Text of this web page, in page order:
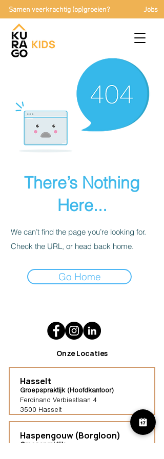
Samen veerkrachtig (op)groeien? Jobs
There’s Nothing
Here...
We can’t find the page you’re looking for.
Check the URL, or head back home.
Go Home
Onze Locaties
Hasselt
Groepspraktijk (Hoofdkantoor)
Ferdinand Verbiestlaan 4
3500 Hasselt
Haspengouw (Borgloon)